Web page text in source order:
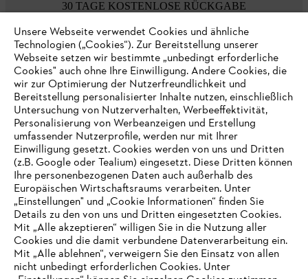
30 TAGE KOSTENLOSE RÜCKGABE
Zahlungsmöglichkeiten
Unternehmen
Online Shop
Unsere Webseite verwendet Cookies und ähnliche
Technologien („Cookies“). Zur Bereitstellung unserer
Webseite setzen wir bestimmte „unbedingt erforderliche
Cookies" auch ohne Ihre Einwilligung. Andere Cookies, die
wir zur Optimierung der Nutzerfreundlichkeit und
Bereitstellung personalisierter Inhalte nutzen, einschließlich
Untersuchung von Nutzerverhalten, Werbeeffektivität,
Personalisierung von Werbeanzeigen und Erstellung
umfassender Nutzerprofile, werden nur mit Ihrer
Einwilligung gesetzt. Cookies werden von uns und Dritten
(z.B. Google oder Tealium) eingesetzt. Diese Dritten können
Ihre personenbezogenen Daten auch außerhalb des
Europäischen Wirtschaftsraums verarbeiten. Unter
„Einstellungen" und „Cookie Informationen“ finden Sie
Details zu den von uns und Dritten eingesetzten Cookies.
Mit „Alle akzeptieren“ willigen Sie in die Nutzung aller
Cookies und die damit verbundene Datenverarbeitung ein.
Mit „Alle ablehnen“, verweigern Sie den Einsatz von allen
nicht unbedingt erforderlichen Cookies. Unter